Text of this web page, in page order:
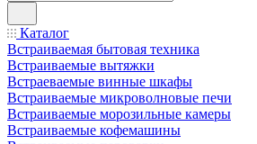
Каталог
Встраиваемая бытовая техника
Встраиваемые вытяжки
Встраеваемые винные шкафы
Встраиваемые микроволновые печи
Встраиваемые морозильные камеры
Встраиваемые кофемашины